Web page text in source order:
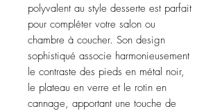
polyvalent au style desserte est parfait
pour compléter votre salon ou
chambre à coucher. Son design
sophistiqué associe harmonieusement
le contraste des pieds en métal noir,
le plateau en verre et le rotin en
cannage, apportant une touche de